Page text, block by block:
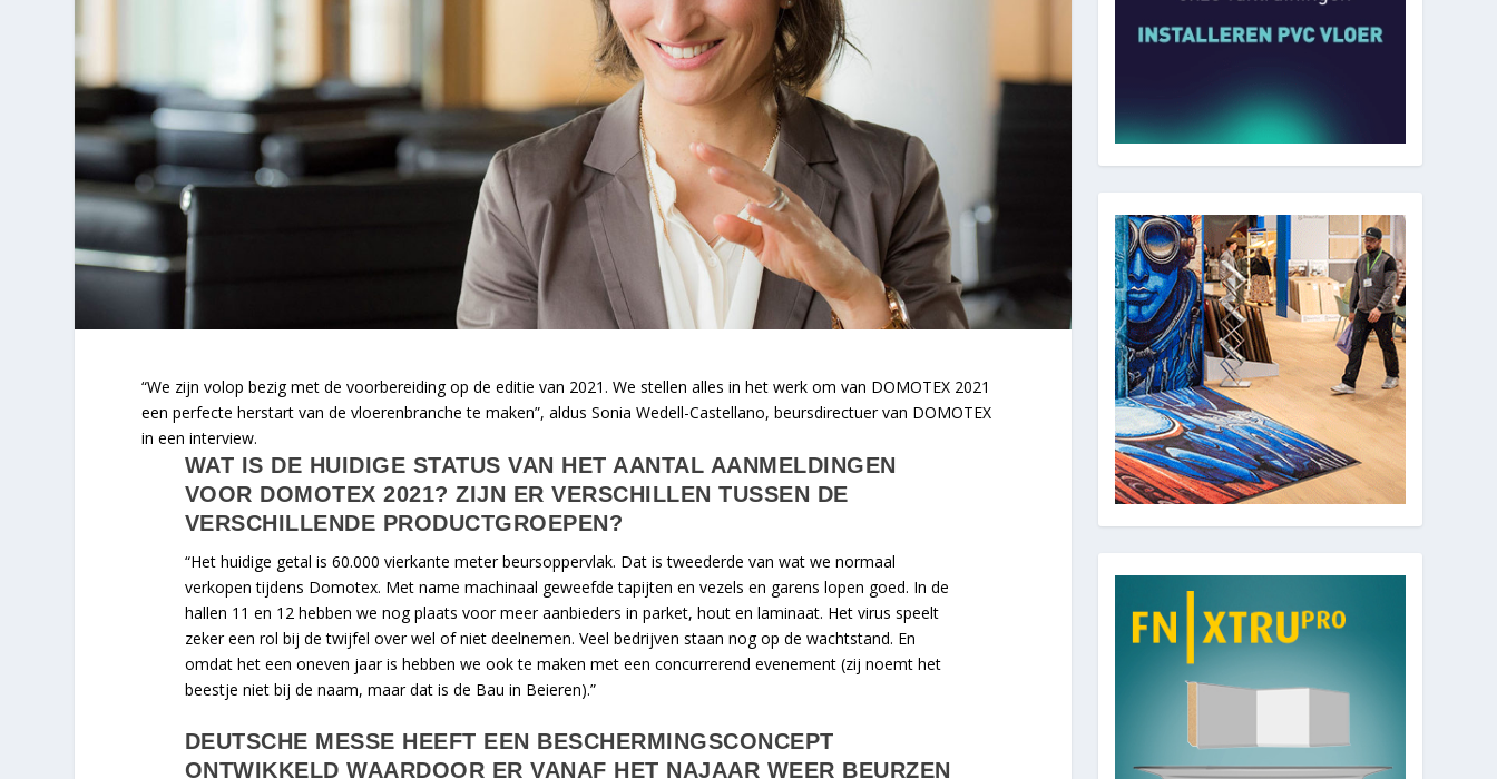
“We zijn volop bezig met de voorbereiding op de editie van 2021. We stellen alles in het werk om van DOMOTEX 2021
een perfecte herstart van de vloerenbranche te maken”, aldus Sonia Wedell-Castellano, beursdirectuer van DOMOTEX
in een interview.
WAT IS DE HUIDIGE STATUS VAN HET AANTAL AANMELDINGEN
VOOR DOMOTEX 2021? ZIJN ER VERSCHILLEN TUSSEN DE
VERSCHILLENDE PRODUCTGROEPEN?
“Het huidige getal is 60.000 vierkante meter beursoppervlak. Dat is tweederde van wat we normaal
verkopen tijdens Domotex. Met name machinaal geweefde tapijten en vezels en garens lopen goed. In de
hallen 11 en 12 hebben we nog plaats voor meer aanbieders in parket, hout en laminaat. Het virus speelt
zeker een rol bij de twijfel over wel of niet deelnemen. Veel bedrijven staan nog op de wachtstand. En
omdat het een oneven jaar is hebben we ook te maken met een concurrerend evenement (zij noemt het
beestje niet bij de naam, maar dat is de Bau in Beieren).”
DEUTSCHE MESSE HEEFT EEN BESCHERMINGSCONCEPT
ONTWIKKELD WAARDOOR ER VANAF HET NAJAAR WEER BEURZEN